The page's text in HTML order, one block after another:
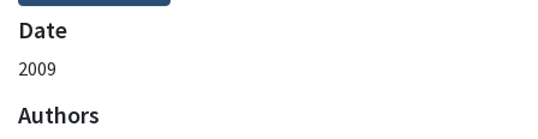
Date
2009
Authors